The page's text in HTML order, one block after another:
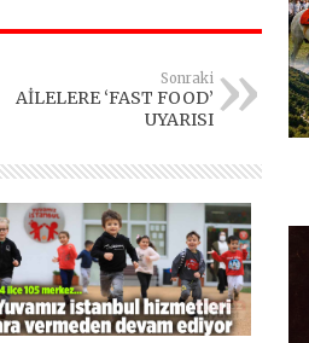
Sonraki
AİLELERE ‘FAST FOOD’
UYARISI